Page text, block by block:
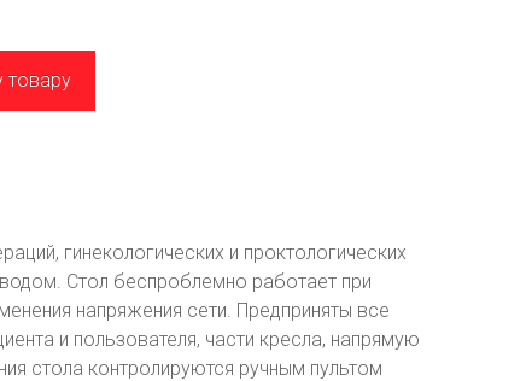
товару
гинекологических и проктологических
Стол беспроблемно работает при
напряжения сети. Предприняты все
и пользователя, части кресла, напрямую
стола контролируются ручным пультом